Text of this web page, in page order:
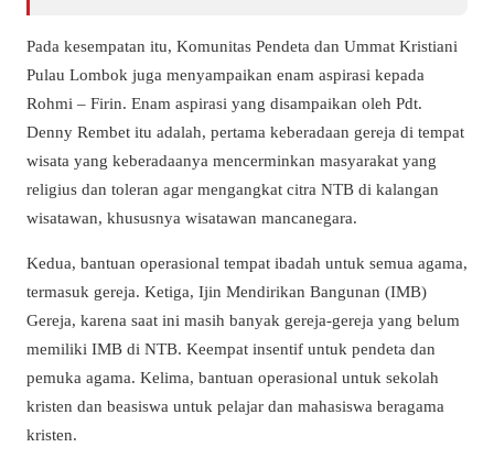
Pada kesempatan itu, Komunitas Pendeta dan Ummat Kristiani
Pulau Lombok juga menyampaikan enam aspirasi kepada
Rohmi – Firin. Enam aspirasi yang disampaikan oleh Pdt.
Denny Rembet itu adalah, pertama keberadaan gereja di tempat
wisata yang keberadaanya mencerminkan masyarakat yang
religius dan toleran agar mengangkat citra NTB di kalangan
wisatawan, khususnya wisatawan mancanegara.
Kedua, bantuan operasional tempat ibadah untuk semua agama,
termasuk gereja. Ketiga, Ijin Mendirikan Bangunan (IMB)
Gereja, karena saat ini masih banyak gereja-gereja yang belum
memiliki IMB di NTB. Keempat insentif untuk pendeta dan
pemuka agama. Kelima, bantuan operasional untuk sekolah
kristen dan beasiswa untuk pelajar dan mahasiswa beragama
kristen.